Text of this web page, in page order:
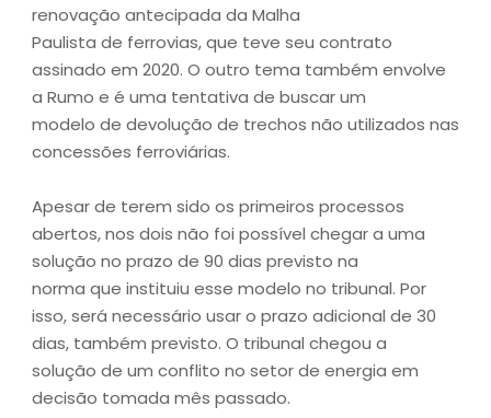
renovação antecipada da Malha
Paulista de ferrovias, que teve seu contrato
assinado em 2020. O outro tema também envolve
a Rumo e é uma tentativa de buscar um
modelo de devolução de trechos não utilizados nas
concessões ferroviárias.
Apesar de terem sido os primeiros processos
abertos, nos dois não foi possível chegar a uma
solução no prazo de 90 dias previsto na
norma que instituiu esse modelo no tribunal. Por
isso, será necessário usar o prazo adicional de 30
dias, também previsto. O tribunal chegou a
solução de um conflito no setor de energia em
decisão tomada mês passado.